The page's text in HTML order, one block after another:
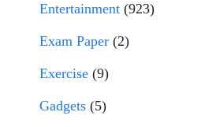
Entertainment (923)
Exam Paper (2)
Exercise (9)
Gadgets (5)